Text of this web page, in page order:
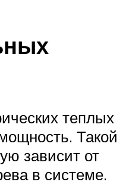
теплых
Такой
зависит от
в системе.